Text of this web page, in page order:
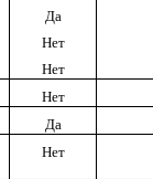
Да
Нет
Нет
Нет
Да
Нет